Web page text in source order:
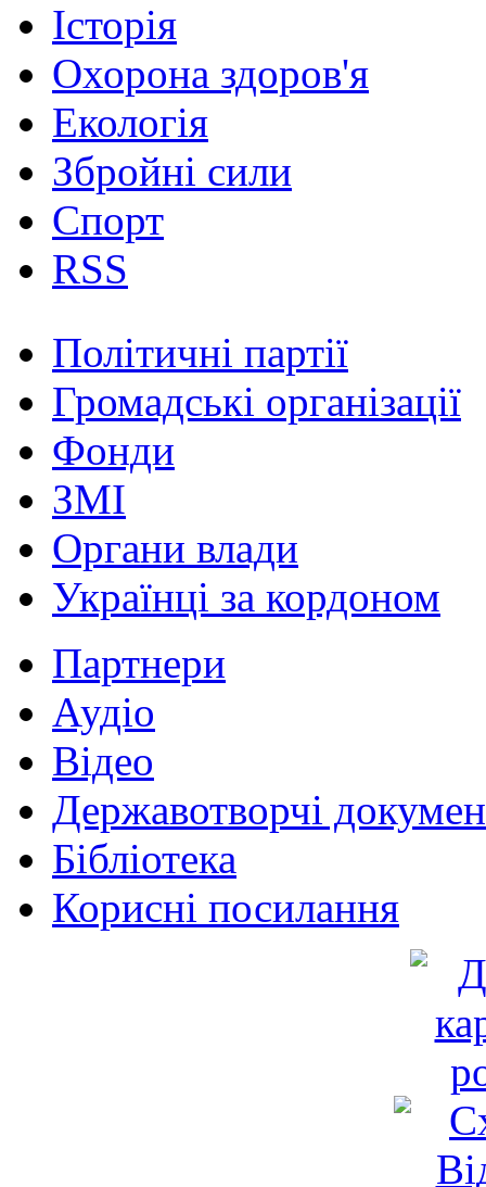
Історія
Охорона здоров'я
Екологія
Збройні сили
Спорт
RSS
Політичні партії
Громадські організації
Фонди
ЗМІ
Органи влади
Українці за кордоном
Партнери
Аудіо
Відео
Державотворчі
Бібліотека
Корисні посилання